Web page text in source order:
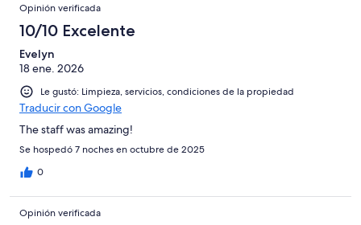
opiniones
343
opiniones
12
de
opiniones
de
343
opiniones
Opinión verificada
10/10 Excelente
Evelyn
18 ene. 2026
Le gustó: Limpieza, servicios, condiciones de la propiedad
Traducir con Google
The staff was amazing!
Se hospedó 7 noches en octubre de 2025
0
Opinión verificada